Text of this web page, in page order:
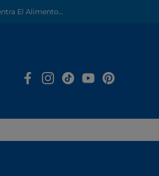
El Alimento...